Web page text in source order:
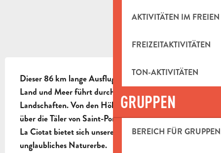
AKTIVITÄTEN IM FREIEN
FREIZEITAKTIVITÄTEN
TON-AKTIVITÄTEN
GRUPPEN
BEREICH FÜR GRUPPEN
Dieser 86 km lange Ausflug mit dem Auto zwischen
Land und Meer führt durch sehr kontrastreiche
Landschaften. Von den Höhen der Sainte-Baume
über die Täler von Saint-Pons bis hin zur Küste von
La Ciotat bietet sich unseren Augen ein
unglaubliches Naturerbe.